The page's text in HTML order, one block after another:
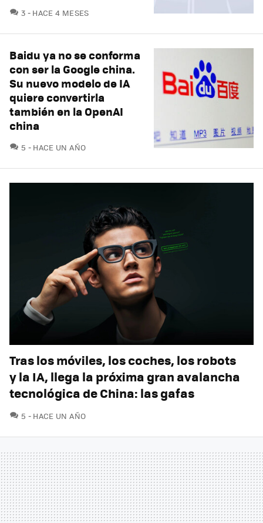
3 COMENTARIOS
HACE 4 MESES
Baidu ya no se conforma
con ser la Google china.
Su nuevo modelo de IA
quiere convertirla
también en la OpenAI
china
5 COMENTARIOS
HACE UN AÑO
Tras los móviles, los coches, los robots
y la IA, llega la próxima gran avalancha
tecnológica de China: las gafas
5 COMENTARIOS
HACE UN AÑO